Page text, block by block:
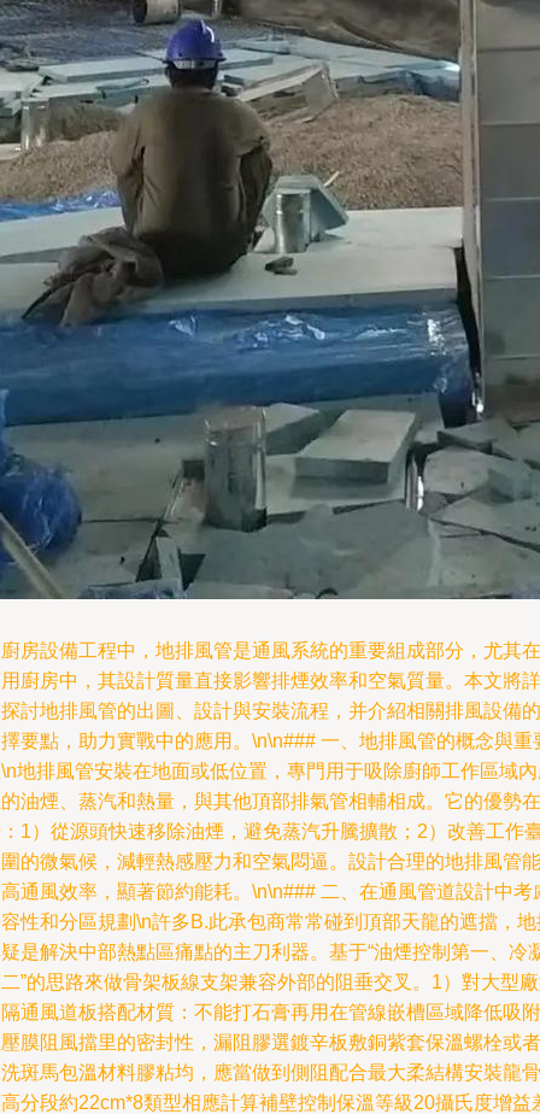
房設備工程中，地排風管是通風系統的重要組成部分，尤其在
廚房中，其設計質量直接影響排煙效率和空氣質量。本文將詳
討地排風管的出圖、設計與安裝流程，并介紹相關排風設備的
要點，助力實戰中的應用。\n\n### 一、地排風管的概念與重
地排風管安裝在地面或低位置，專門用于吸除廚師工作區域
油煙、蒸汽和熱量，與其他頂部排氣管相輔相成。它的優勢在
1）從源頭快速移除油煙，避免蒸汽升騰擴散；2）改善工作
的微氣候，減輕熱感壓力和空氣悶逼。設計合理的地排風管能
通風效率，顯著節約能耗。\n\n### 二、在通風管道設計中考
性和分區規劃\n許多B.此承包商常常碰到頂部天龍的遮擋，地
是解決中部熱點區痛點的主刀利器。基于“油煙控制第一、冷
”的思路來做骨架板線支架兼容外部的阻垂交叉。1）對大型
通風道板搭配材質：不能打石膏再用在管線嵌槽區域降低吸附
膜阻風擋里的密封性，漏阻膠選鍍辛板敷銅紫套保溫螺栓或者
斑馬包溫材料膠粘均，應當做到側阻配合最大柔結構安裝龍骨
分段約22cm*8類型相應計算補壁控制保溫等級20攝氏度增益